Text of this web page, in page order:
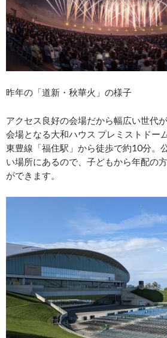
昨年の「道新・秋華火」の様子
アクセス良好の会場だから幅広い世代
会場となる大和ハウス プレミストドー
東豊線「福住駅」から徒歩で約10分。
い場所にあるので、子どもから年配の
ができます。